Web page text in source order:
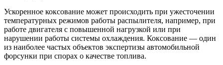
Ускоренное коксование может происходить при ужесточении
температурных режимов работы распылителя, например, при
работе двигателя с повышенной нагрузкой или при
нарушении работы системы охлаждения. Коксование — один
из наиболее частых объектов экспертизы автомобильной
форсунки при спорах о качестве топлива.